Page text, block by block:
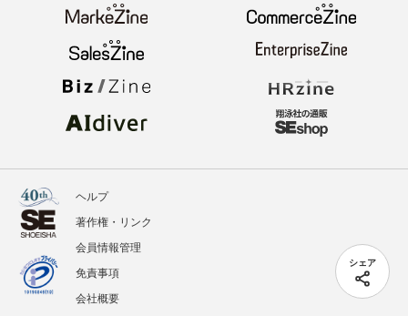
シェア
ヘルプ
著作権・リンク
会員情報管理
免責事項
会社概要